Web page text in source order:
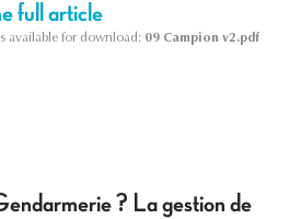
full article
available for download: 09 Campion v2.pdf
? La gestion de